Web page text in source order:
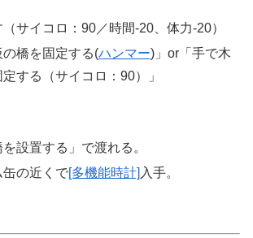
サイコロ：90／時間-20、体力-20）
の橋を固定する(ハンマー)」or「手で木
する（サイコロ：90）」
を設置する」で渡れる。
缶の近くで[多機能時計] 入手。